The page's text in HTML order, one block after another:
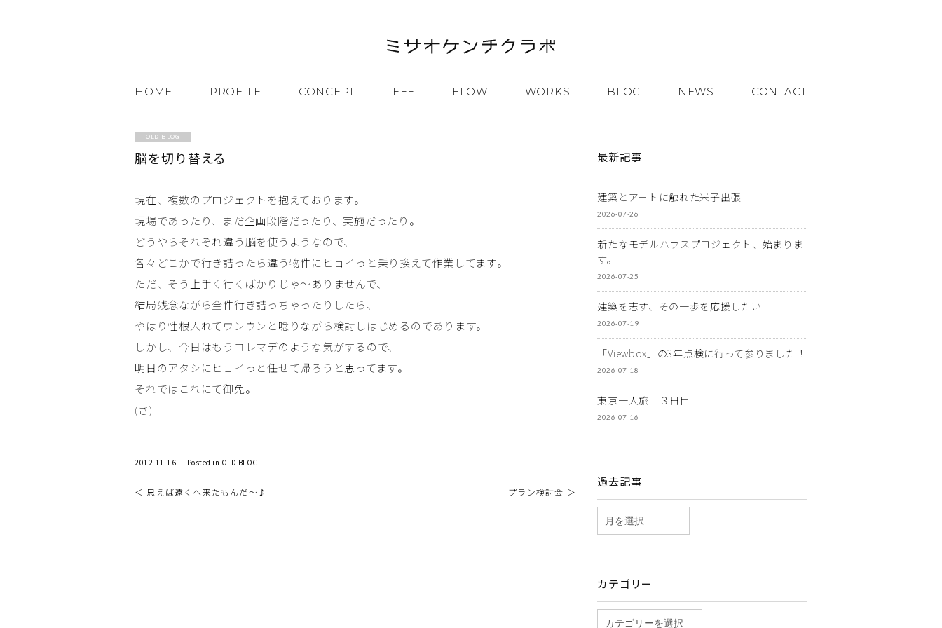
HOME PROFILE CONCEPT FEE FLOW WORKS BLOG NEWS CONTACT
OLD BLOG
脳を切り替える
現在、複数のプロジェクトを抱えております。
現場であったり、まだ企画段階だったり、実施だったり。
どうやらそれぞれ違う脳を使うようなので、
各々どこかで行き詰ったら違う物件にヒョイっと乗り換えて作業してます。
ただ、そう上手く行くばかりじゃ～ありませんで、
結局残念ながら全件行き詰っちゃったりしたら、
やはり性根入れてウンウンと唸りながら検討しはじめるのであります。
しかし、今日はもうコレマデのような気がするので、
明日のアタシにヒョイっと任せて帰ろうと思ってます。
それではこれにて御免。
(さ)
2012-11-16 ｜ Posted in OLD BLOG
＜ 思えば遠くへ来たもんだ～♪ プラン検討会 ＞
最新記事
建築とアートに触れた米子出張
2026-07-26
新たなモデルハウスプロジェクト、始まりま
す。
2026-07-25
建築を志す、その一歩を応援したい
2026-07-19
「Viewbox」の3年点検に行って参りました！
2026-07-18
東京一人旅 ３日目
2026-07-16
過去記事
カテゴリー